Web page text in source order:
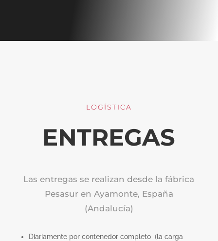
LOGÍSTICA
ENTREGAS
Las entregas se realizan desde la fábrica
Pesasur en Ayamonte, España
(Andalucía)
Diariamente por contenedor completo (la carga